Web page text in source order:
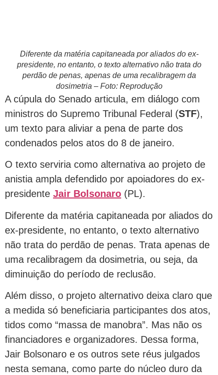
Diferente da matéria capitaneada por aliados do ex-
presidente, no entanto, o texto alternativo não trata do
perdão de penas, apenas de uma recalibragem da
dosimetria – Foto: Reprodução
A cúpula do Senado articula, em diálogo com
ministros do Supremo Tribunal Federal (STF),
um texto para aliviar a pena de parte dos
condenados pelos atos do 8 de janeiro.
O texto serviria como alternativa ao projeto de
anistia ampla defendido por apoiadores do ex-
presidente Jair Bolsonaro (PL).
Diferente da matéria capitaneada por aliados do
ex-presidente, no entanto, o texto alternativo
não trata do perdão de penas. Trata apenas de
uma recalibragem da dosimetria, ou seja, da
diminuição do período de reclusão.
Além disso, o projeto alternativo deixa claro que
a medida só beneficiaria participantes dos atos,
tidos como “massa de manobra”. Mas não os
financiadores e organizadores. Dessa forma,
Jair Bolsonaro e os outros sete réus julgados
nesta semana, como parte do núcleo duro da